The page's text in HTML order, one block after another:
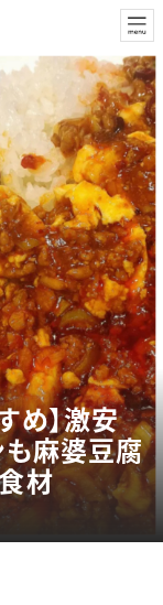
め】激安
麻婆豆腐
材